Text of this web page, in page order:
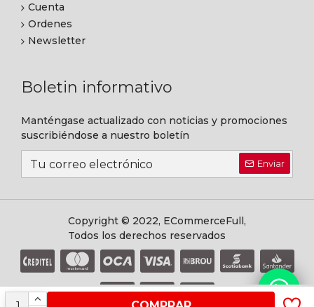
Cuenta
Ordenes
Newsletter
Boletin informativo
Manténgase actualizado con noticias y promociones
suscribiéndose a nuestro boletín
Enviar
Copyright © 2022, ECommerceFull,
Todos los derechos reservados